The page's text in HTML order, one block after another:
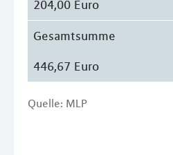
204,00 Euro
Gesamtsumme
446,67 Euro
Quelle: MLP